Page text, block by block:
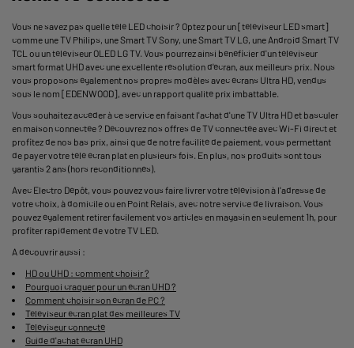
Vous ne savez pas quelle télé LED choisir ? Optez pour un [téléviseur LED smart]
comme une TV Philips, une Smart TV Sony, une Smart TV LG, une Android Smart TV
TCL ou un téléviseur OLED LG TV. Vous pourrez ainsi bénéficier d'un téléviseur
smart format UHD avec une excellente résolution d'écran, aux meilleurs prix. Nous
vous proposons également nos propres modèles avec écrans Ultra HD, vendus
sous le nom [EDENWOOD], avec un rapport qualité prix imbattable.
Vous souhaitez accéder à ce service en faisant l'achat d'une TV Ultra HD et basculer
en maison connectée ? Découvrez nos offres de TV connectée avec Wi-Fi direct et
profitez de nos bas prix, ainsi que de notre facilité de paiement, vous permettant
de payer votre télé écran plat en plusieurs fois. En plus, nos produits sont tous
garantis 2 ans (hors reconditionnés).
Avec Electro Dépôt, vous pouvez vous faire livrer votre télévision à l'adresse de
votre choix, à domicile ou en Point Relais, avec notre service de livraison. Vous
pouvez également retirer facilement vos articles en magasin en seulement 1h, pour
profiter rapidement de votre TV LED.
A découvrir aussi :
HD ou UHD : comment choisir ?
Pourquoi craquer pour un écran UHD ?
Comment choisir son écran de PC ?
Téléviseur écran plat des meilleures TV
Téléviseur connecté
Guide d'achat écran UHD